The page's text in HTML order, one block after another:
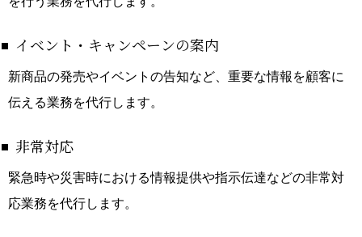
イベント・キャンペーンの案内
新商品の発売やイベントの告知など、重要な情報を顧客に
伝える業務を代行します。
非常対応
緊急時や災害時における情報提供や指示伝達などの非常対
応業務を代行します。